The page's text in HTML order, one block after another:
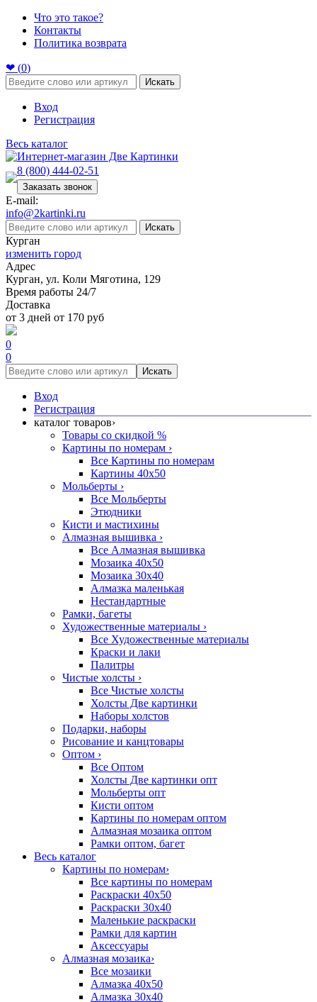
Что это такое?
Контакты
Политика возврата
❤ (0)
Искать
Вход
Регистрация
Весь каталог
8 (800) 444-02-51
Заказать звонок
E-mail:
info@2kartinki.ru
Искать
Курган
изменить город
Адрес
Курган, ул. Коли Мяготина, 129
Время работы 24/7
Доставка
от 3 дней от 170 руб
0
0
Искать
Вход
Регистрация
каталог товаров›
Товары со скидкой %
Картины по номерам ›
Все Картины по номерам
Картины 40x50
Мольберты ›
Все Мольберты
Этюдники
Кисти и мастихины
Алмазная вышивка ›
Все Алмазная вышивка
Мозаика 40x50
Мозаика 30x40
Алмазка маленькая
Нестандартные
Рамки, багеты
Художественные материалы ›
Все Художественные материалы
Краски и лаки
Палитры
Чистые холсты ›
Все Чистые холсты
Холсты Две картинки
Наборы холстов
Подарки, наборы
Рисование и канцтовары
Оптом ›
Все Оптом
Холсты Две картинки опт
Мольберты опт
Кисти оптом
Картины по номерам оптом
Алмазная мозаика оптом
Рамки оптом, багет
Весь каталог
Картины по номерам›
Все картины по номерам
Раскраски 40х50
Раскраски 30х40
Маленькие раскраски
Рамки для картин
Аксессуары
Алмазная мозаика›
Все мозаики
Алмазка 40х50
Алмазка 30х40